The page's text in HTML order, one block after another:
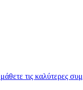
τις καλύτερες